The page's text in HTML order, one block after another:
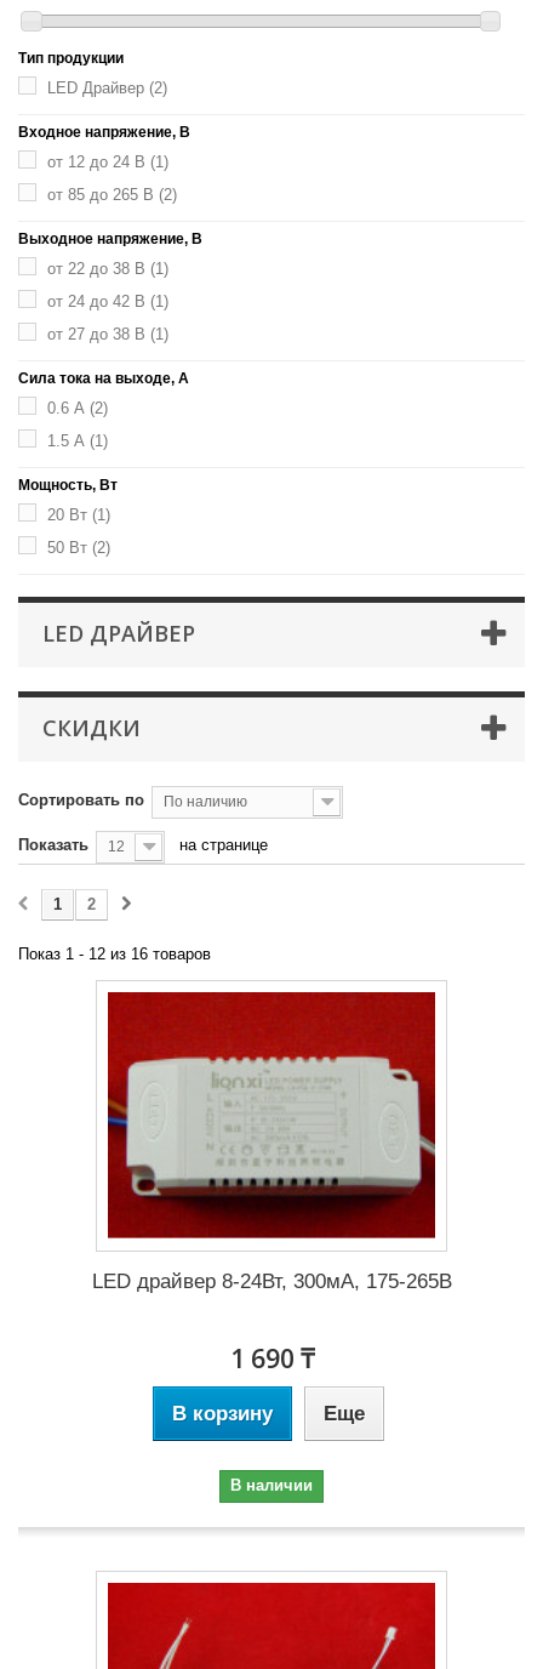
Тип продукции
LED Драйвер (2)
Входное напряжение, В
от 12 до 24 В (1)
от 85 до 265 В (2)
Выходное напряжение, В
от 22 до 38 В (1)
от 24 до 42 В (1)
от 27 до 38 В (1)
Сила тока на выходе, А
0.6 А (2)
1.5 А (1)
Мощность, Вт
20 Вт (1)
50 Вт (2)
LED ДРАЙВЕР
СКИДКИ
Сортировать по По наличию
Показать 12 на странице
1 2
Показ 1 - 12 из 16 товаров
LED драйвер 8-24Вт, 300мА, 175-265В
1 690 ₸
В корзину Еще
В наличии